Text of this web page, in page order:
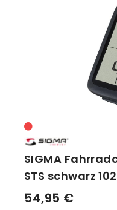
SIGMA
STS schwarz
54,95 €